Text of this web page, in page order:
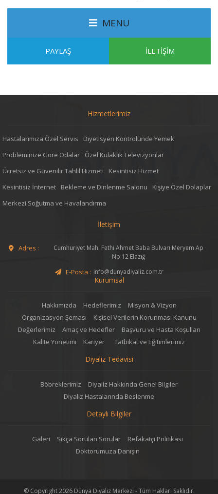
MENU
PAYLAŞ İLETİŞİM
Hizmetlerimiz
Hastalarımıza Özel Servis
Diyetisyen Kontrolünde Yemek
Probleminize Göre Odalar
Özel Kulaklık Televizyonlar
Ücretsiz ve Güvenilir Tahlil Hizmeti
Kesintisiz Hizmet
Kesintisiz İnternet
Bekleme ve Dinlenme Salonu
Kişiye Özel Dolaplar
Merkezi Soğutma ve Havalandırma
İletişim
Adres :
Cumhuriyet Mah. Fethi Ahmet Baba Bulvarı Meryem Ap
No:12 Elazığ
E-Posta : info@dunyadiyaliz.com.tr
Kurumsal
Hakkımızda Hedeflerimiz
Misyon & Vizyon
Organizasyon Şeması
Kişisel Verilerin Korunması Kanunu
Değerlerimiz
Amaç ve Hedefler
Başvuru ve Hasta Koşulları
Kalite Yönetimi
Kariyer Tatbikat ve Eğitimlerimiz
Diyaliz Tedavisi
Böbreklerimiz
Diyaliz Hakkında Genel Bilgiler
Diyaliz Hastalarında Beslenme
Detaylı Bilgiler
Galeri Sıkça Sorulan Sorular
Refakatçi Politikası
Doktorumuza Danışın
© Copyright 2026 Dünya Diyaliz Merkezi - Tüm Hakları Saklıdır.